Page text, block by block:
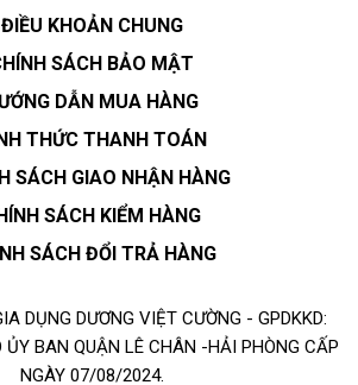
ĐIỀU KHOẢN CHUNG
SÁCH BẢO MẬT
DẪN MUA HÀNG
THỨC THANH TOÁN
SÁCH GIAO NHẬN HÀNG
SÁCH KIỂM HÀNG
SÁCH ĐỔI TRẢ HÀNG
DỤNG DƯƠNG VIỆT CƯỜNG - GPDKKD:
BAN QUẬN LÊ CHÂN -HẢI PHÒNG CẤP
NGÀY 07/08/2024.